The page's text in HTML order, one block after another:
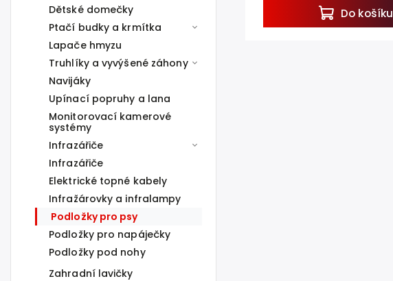
Dětské domečky
Ptačí budky a krmítka
Lapače hmyzu
Truhlíky a vyvýšené záhony
Navijáky
Upínací popruhy a lana
Monitorovací kamerové
systémy
Infrazářiče
Infrazářiče
Elektrické topné kabely
Infražárovky a infralampy
Podložky pro psy
Podložky pro napáječky
Podložky pod nohy
Zahradní lavičky
Do košíku
období už nebude...